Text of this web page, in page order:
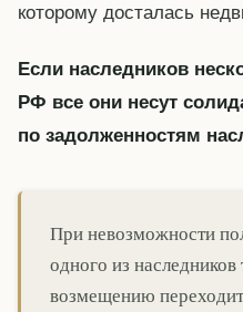
которому досталась
Если наследников
РФ все они несут
по задолженностям
При невозможности
одного из
возмещению